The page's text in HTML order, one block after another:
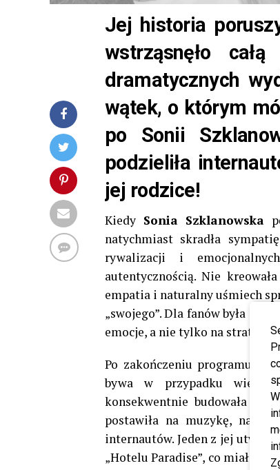
Jej historia
wstrząsnęło
dramatycznych
wątek, o którym
po Sonii
podzieliła
jej rodzice!
Kiedy Sonia Szklanowska
natychmiast skradła
rywalizacji i
autentycznością. Nie
empatia i naturalny uśmiech
„swojego”. Dla fanów była
emocje, a nie tylko na strategię
Po zakończeniu programu
bywa w przypadku wielu
konsekwentnie budowała
postawiła na muzykę,
internautów. Jeden z jej
„Hotelu Paradise”, co miało